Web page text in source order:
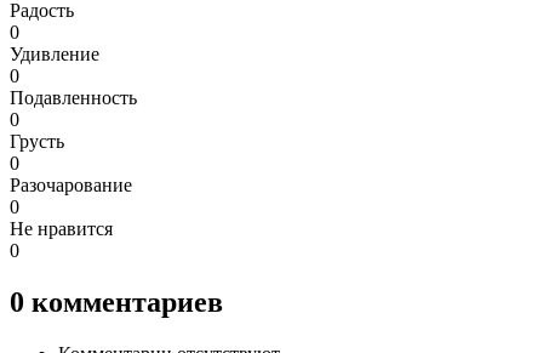
Радость
0
Удивление
0
Подавленность
0
Грусть
0
Разочарование
0
Не нравится
0
0 комментариев